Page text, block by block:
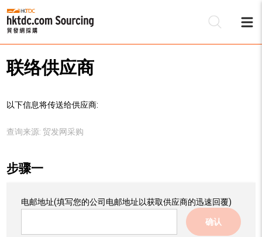
联络供应商
以下信息将传送给供应商:
查询来源: 贸发网采购
步骤一
电邮地址(填写您的公司电邮地址以获取供应商的迅速回覆)
确认